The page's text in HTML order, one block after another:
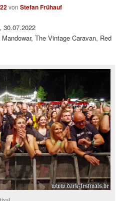
vonStefan Frühauf
30.07.2022
The Vintage Caravan, Red